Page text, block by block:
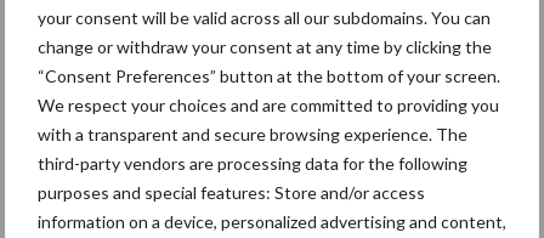
your consent will be valid across all our subdomains. You can
change or withdraw your consent at any time by clicking the
“Consent Preferences” button at the bottom of your screen.
We respect your choices and are committed to providing you
with a transparent and secure browsing experience. The
third-party vendors are processing data for the following
purposes and special features: Store and/or access
information on a device, personalized advertising and content,
5 aug
Drie Franse bedrijven over de grens
van 14.000 kilogram melk
Pöttinger introduceert compacte
dubbelrotor-zwadhark in de hef